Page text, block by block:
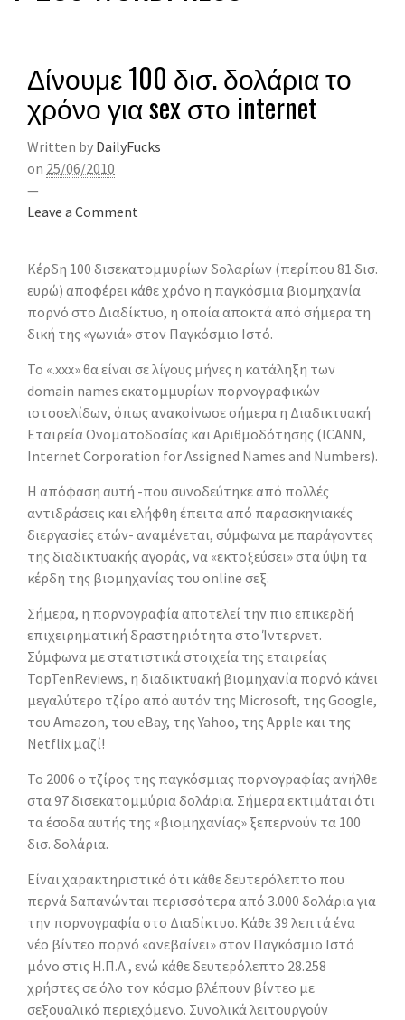
Δίνουμε 100 δισ. δολάρια το
χρόνο για sex στο internet
Written by DailyFucks
on 25/06/2010
—
Leave a Comment
Κέρδη 100 δισεκατομμυρίων δολαρίων (περίπου 81 δισ.
ευρώ) αποφέρει κάθε χρόνο η παγκόσμια βιομηχανία
πορνό στο Διαδίκτυο, η οποία αποκτά από σήμερα τη
δική της «γωνιά» στον Παγκόσμιο Ιστό.
Το «.xxx» θα είναι σε λίγους μήνες η κατάληξη των
domain names εκατομμυρίων πορνογραφικών
ιστοσελίδων, όπως ανακοίνωσε σήμερα η Διαδικτυακή
Εταιρεία Ονοματοδοσίας και Αριθμοδότησης (ICANN,
Internet Corporation for Assigned Names and Numbers).
Η απόφαση αυτή -που συνοδεύτηκε από πολλές
αντιδράσεις και ελήφθη έπειτα από παρασκηνιακές
διεργασίες ετών- αναμένεται, σύμφωνα με παράγοντες
της διαδικτυακής αγοράς, να «εκτοξεύσει» στα ύψη τα
κέρδη της βιομηχανίας του online σεξ.
Σήμερα, η πορνογραφία αποτελεί την πιο επικερδή
επιχειρηματική δραστηριότητα στο Ίντερνετ.
Σύμφωνα με στατιστικά στοιχεία της εταιρείας
TopTenReviews, η διαδικτυακή βιομηχανία πορνό κάνει
μεγαλύτερο τζίρο από αυτόν της Microsoft, της Google,
του Amazon, του eBay, της Yahoo, της Apple και της
Netflix μαζί!
Το 2006 ο τζίρος της παγκόσμιας πορνογραφίας ανήλθε
στα 97 δισεκατομμύρια δολάρια. Σήμερα εκτιμάται ότι
τα έσοδα αυτής της «βιομηχανίας» ξεπερνούν τα 100
δισ. δολάρια.
Είναι χαρακτηριστικό ότι κάθε δευτερόλεπτο που
περνά δαπανώνται περισσότερα από 3.000 δολάρια για
την πορνογραφία στο Διαδίκτυο. Κάθε 39 λεπτά ένα
νέο βίντεο πορνό «ανεβαίνει» στον Παγκόσμιο Ιστό
μόνο στις Η.Π.Α., ενώ κάθε δευτερόλεπτο 28.258
χρήστες σε όλο τον κόσμο βλέπουν βίντεο με
σεξουαλικό περιεχόμενο. Συνολικά λειτουργούν